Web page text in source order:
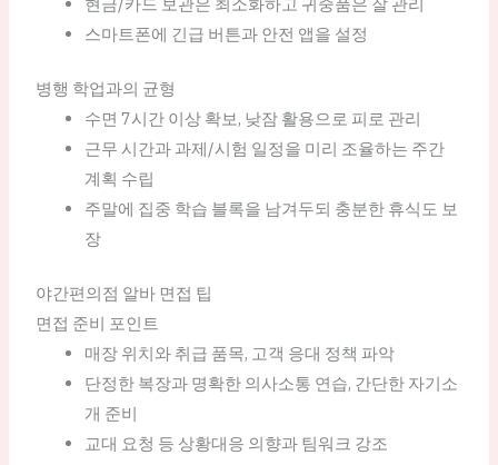
스마트폰에 긴급 버튼과 안전 앱을 설정
병행 학업과의 균형
수면 7시간 이상 확보, 낮잠 활용으로 피로 관리
근무 시간과 과제/시험 일정을 미리 조율하는 주간
계획 수립
주말에 집중 학습 블록을 남겨두되 충분한 휴식도 보
장
야간편의점 알바 면접 팁
면접 준비 포인트
매장 위치와 취급 품목, 고객 응대 정책 파악
단정한 복장과 명확한 의사소통 연습, 간단한 자기소
개 준비
교대 요청 등 상황대응 의향과 팀워크 강조